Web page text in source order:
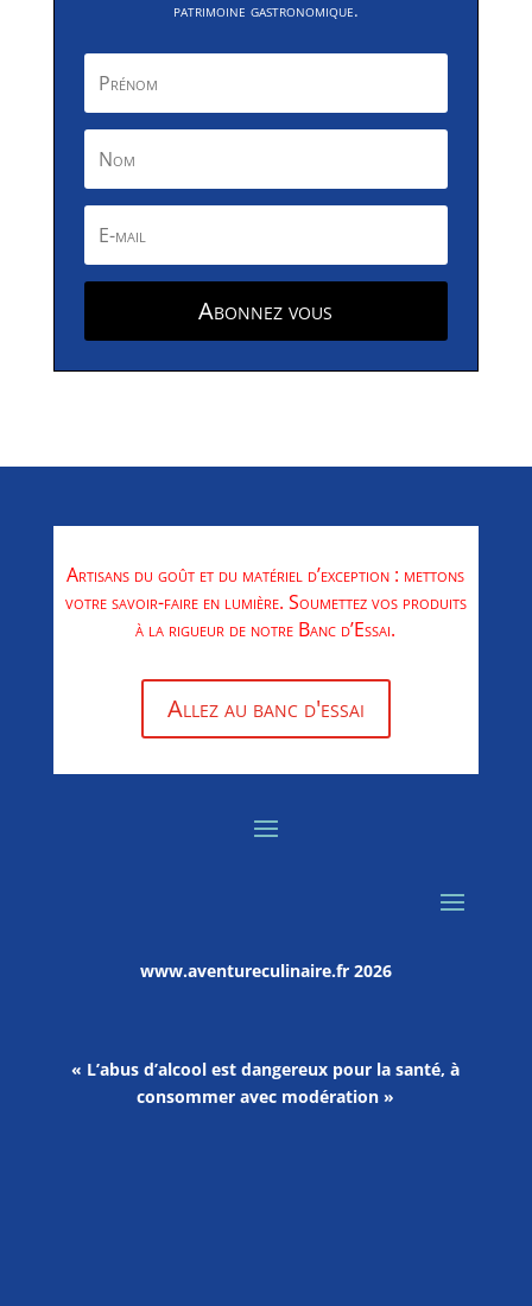
patrimoine gastronomique.
Abonnez vous
Artisans du goût et du matériel d’exception : mettons
votre savoir-faire en lumière. Soumettez vos produits
à la rigueur de notre Banc d’Essai.
Allez au banc d'essai
www.aventureculinaire.fr2026
« L’abus d’alcool est dangereux pour la santé, à
consommer avec modération »